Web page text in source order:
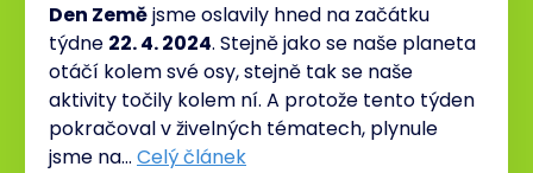
Den Zemějsme oslavily hned na začátku
týdne 22. 4. 2024. Stejně jako se naše planeta
otáčí kolem své osy, stejně tak se naše
aktivity točily kolem ní. A protože tento týden
pokračoval v živelných tématech, plynule
jsme na… Celý článek